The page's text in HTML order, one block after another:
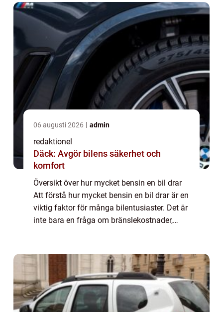
06 augusti 2026 admin
redaktionel
Däck: Avgör bilens säkerhet och
komfort
Översikt över hur mycket bensin en bil drar
Att förstå hur mycket bensin en bil drar är en
viktig faktor för många bilentusiaster. Det är
inte bara en fråga om bränslekostnader,